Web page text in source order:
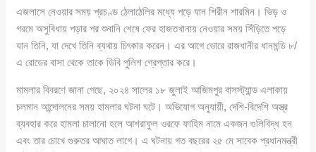
এজলাসে নেওয়ার সময় প্রচণ্ড ঠেলাঠেলির মধ্যে পড়ে যান শিরীন শারমিন। ভিড় ও
গরমে অসুবিধায় পড়ার পর শুনানি শেষে ফের হাজতখানায় নেওয়ার সময় সিঁড়িতে পড়ে
যান তিনি, যা দেখে তিনি ব্যথায় চিৎকার করেন। এর আগে ভোরে রাজধানীর ধানমন্ডি ৮/
এ রোডের বাসা থেকে তাকে ডিবি পুলিশ গ্রেপ্তার করে।
মামলার বিবরণে জানা গেছে, ২০২৪ সালের ১৮ জুলাই আজিমপুর বাসস্ট্যান্ড এলাকায়
চলমান আন্দোলনের সময় হামলার ঘটনা ঘটে। অভিযোগ অনুযায়ী, দেশি-বিদেশি অস্ত্র
ব্যবহার করে হামলা চালানো হলে আশরাফুল ওরফে ফাহিম নামে একজন গুলিবিদ্ধ হন
এবং তার চোখে গুরুতর আঘাত লাগে। এ ঘটনায় গত বছরের ২৫ মে সাবেক প্রধানমন্ত্রী